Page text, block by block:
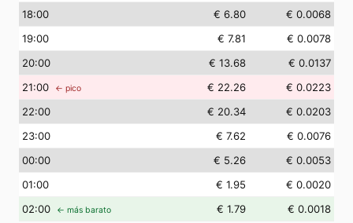
18:00 € 6.80
€ 0.0068
19:00 € 7.81
€ 0.0078
20:00 € 13.68
€ 0.0137
21:00 ← pico € 22.26
€ 0.0223
22:00 € 20.34
€ 0.0203
23:00 € 7.62
€ 0.0076
00:00 € 5.26
€ 0.0053
01:00 € 1.95
€ 0.0020
02:00 ← más barato € 1.79 € 0.0018